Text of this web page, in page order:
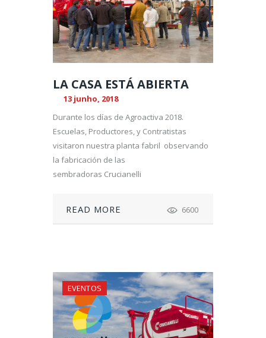
LA CASA ESTÁ ABIERTA
13 junho, 2018
Durante los días de Agroactiva 2018.
Escuelas, Productores, y Contratistas
visitaron nuestra planta fabril observando
la fabricación de las
sembradoras Crucianelli
READ MORE 6600
EVENTOS